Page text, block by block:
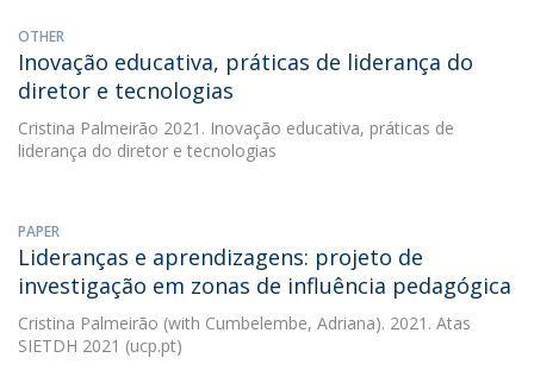
OTHER
Inovação educativa, práticas de liderança do
diretor e tecnologias
Cristina Palmeirão 2021. Inovação educativa, práticas de
liderança do diretor e tecnologias
PAPER
Lideranças e aprendizagens: projeto de
investigação em zonas de influência pedagógica
Cristina Palmeirão (with Cumbelembe, Adriana). 2021. Atas
SIETDH 2021 (ucp.pt)